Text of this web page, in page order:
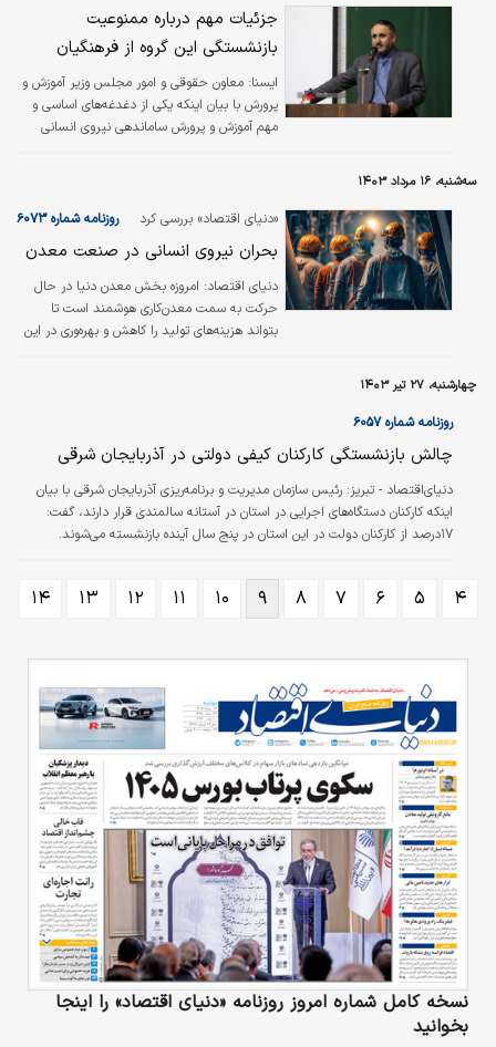
باشیم. به مرور زمان جذب و نگهداشت نیروی
انسانی به اولویت اصلی بدل خواهد شد زیرا یاد
گرفته‌‌‌‌ایم با سایر مشکلات دست و پنجه نرم کنیم
ولی این مشکل احتمالی ویژگی‌‌‌‌های متفاوتی دارد.
جزئیات مهم درباره ممنوعیت
بازنشستگی این گروه از فرهنگیان
ايسنا: معاون حقوقی و امور مجلس وزیر آموزش و
پرورش با بیان اینکه یکی از دغدغه‌های اساسی و
مهم آموزش و پرورش ساماندهی نیروی انسانی
پرورش مکلف است ظرف مدت شش ماه آیین نامه
سه‌شنبه، ۱۶ مرداد ۱۴۰۳
«دنیای اقتصاد» بررسی کرد روزنامه شماره ۶۰۷۳
بحران نیروی انسانی در صنعت معدن
دنیای اقتصاد: امروزه بخش معدن دنیا در حال
حرکت به سمت معدن‌کاری هوشمند است تا
بتواند هزینه‌های تولید را کاهش و بهره‌وری در این
متخصص است؛ در واقع نیروی کار ارزان و
متخصص که یکی از مهم‌ترین دغدغه‌های
کارفرمایان معدن و صنایع معدنی به شمار می‌رود و
در کشور ما کاملا در دسترس بود، به یک چالش
عمومی تبدیل شده است.
چهارشنبه، ۲۷ تیر ۱۴۰۳
روزنامه شماره ۶۰۵۷
چالش بازنشستگی کارکنان کیفی دولتی در آذربایجان شرقی
دنیای‌اقتصاد - تبریز: رئیس سازمان مدیریت و برنامه‌‌‌ریزی آذربایجان شرقی با بیان
اینکه کارکنان دستگاه‌‌‌های اجرایی در استان در آستانه سالمندی قرار دارند، گفت:
۱۷‌درصد از کارکنان دولت در این استان در پنج سال آینده بازنشسته می‌‌‌شوند.
۴ ۵ ۶ ۷ ۸ ۹ ۱۰ ۱۱ ۱۲ ۱۳ ۱۴
نسخه کامل شماره امروز روزنامه «دنیای‌ اقتصاد» را اینجا
بخوانید